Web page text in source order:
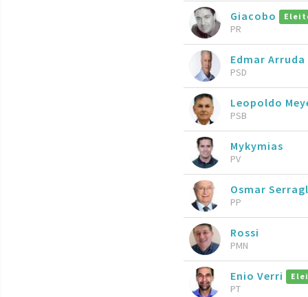
Giacobo
PR
Edmar Arruda
PSD
Leopoldo
PSB
Mykymias
PV
Osmar
PP
Rossi
PMN
Enio Verri
PT